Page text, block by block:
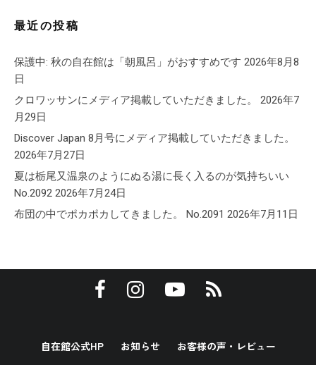
最近の投稿
保護中: 秋の自在館は「朝風呂」がおすすめです 2026年8月8
日
クロワッサンにメディア掲載していただきました。
2026年7
月29日
Discover Japan 8月号にメディア掲載していただきました。
2026年7月27日
夏は栃尾又温泉のようにぬる湯に長く入るのが気持ちいい
No.2092 2026年7月24日
布団の中でポカポカしてきました。 No.2091 2026年7月11日
自在館公式HP お知らせ お客様の声・レビュー